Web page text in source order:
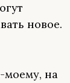
новое.
моему, на